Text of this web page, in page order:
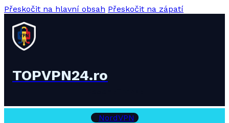
Přeskočit na hlavní obsah Přeskočit na zápatí
TOPVPN24.ro
NordVPN